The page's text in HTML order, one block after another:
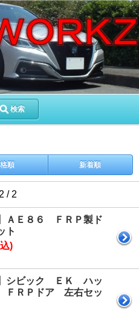
検索
順 新着順
/ 2
ＡＥ８６ ＦＲＰ製ド
ト
)
】シビック ＥＫ ハッ
ＦＲＰドア 左右セッ